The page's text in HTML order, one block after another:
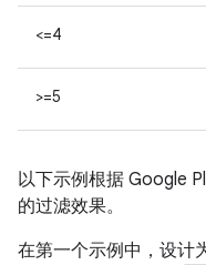
<=4
>=5
以下示例根据 Google
的过滤效果。
在第一个示例中，设计